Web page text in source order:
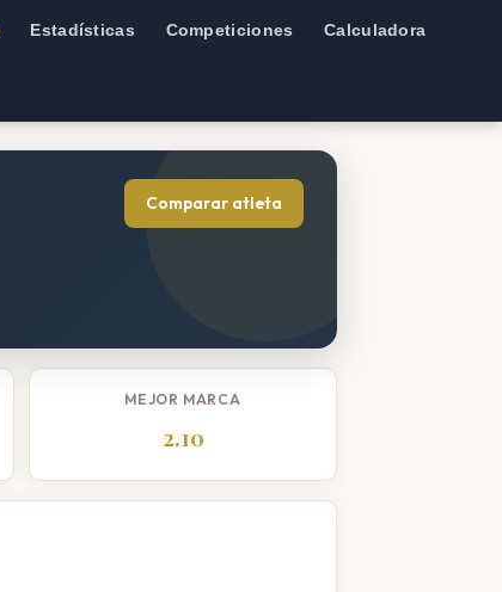
Estadísticas Competiciones Calculadora
Comparar atleta
MEJOR MARCA
2.10